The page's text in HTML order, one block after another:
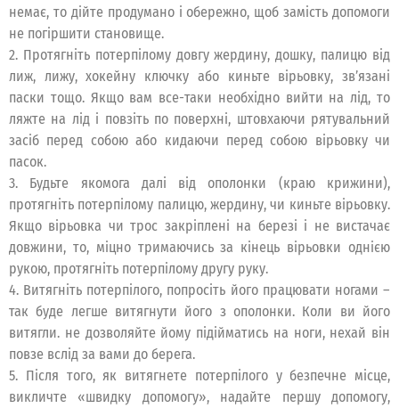
немає, то дійте продумано і обережно, щоб замість допомоги
не погіршити становище.
2. Протягніть потерпілому довгу жердину, дошку, палицю від
лиж, лижу, хокейну ключку або киньте вірьовку, зв’язані
паски тощо. Якщо вам все-таки необхідно вийти на лід, то
ляжте на лід і повзіть по поверхні, штовхаючи рятувальний
засіб перед собою або кидаючи перед собою вірьовку чи
пасок.
3. Будьте якомога далі від ополонки (краю крижини),
протягніть потерпілому палицю, жердину, чи киньте вірьовку.
Якщо вірьовка чи трос закріплені на березі і не вистачає
довжини, то, міцно тримаючись за кінець вірьовки однією
рукою, протягніть потерпілому другу руку.
4. Витягніть потерпілого, попросіть його працювати ногами –
так буде легше витягнути його з ополонки. Коли ви його
витягли. не дозволяйте йому підійматись на ноги, нехай він
повзе вслід за вами до берега.
5. Після того, як витягнете потерпілого у безпечне місце,
викличте «швидку допомогу», надайте першу допомогу,